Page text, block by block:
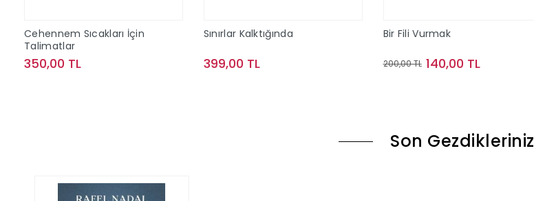
Cehennem Sıcakları İçin
Talimatlar
350,00 TL
Sınırlar Kalktığında
399,00 TL
Bir Fili Vurmak
200,00 TL 140,00 TL
Son Gezdikleriniz